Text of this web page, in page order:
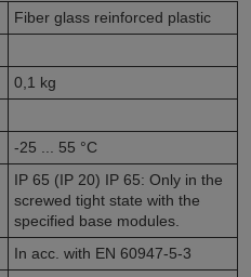
Fiber glass reinforced plastic
0,1 kg
-25 ... 55 °C
IP 65 (IP 20) IP 65: Only in the
screwed tight state with the
specified base modules.
In acc. with EN 60947-5-3